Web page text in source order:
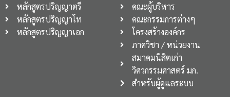
หลักสูตรปริญญาตรี
หลักสูตรปริญญาโท
หลักสูตรปริญญาเอก
คณะผู้บริหาร
คณะกรรมการต่างๆ
โครงสร้างองค์กร
ภาควิชา / หน่วยงาน
สมาคมนิสิตเก่า
วิศวกรรมศาสตร์ มก.
สำหรับผู้ดูแลระบบ